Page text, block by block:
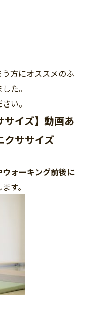
方にオススメのふ
た。
い。
イズ】動画あ
クササイズ
ォーキング前後に
す。